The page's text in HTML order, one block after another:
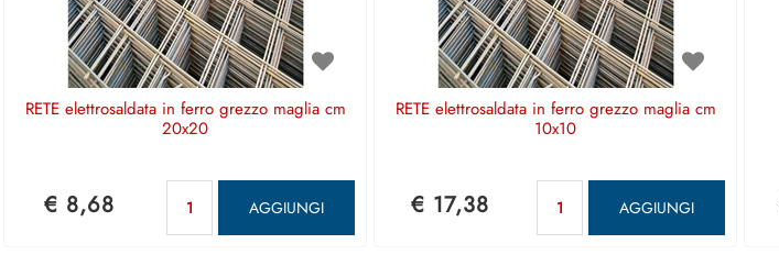
RETE elettrosaldata in ferro grezzo maglia cm
20x20
€ 8,68 AGGIUNGI
RETE elettrosaldata in ferro grezzo maglia cm
10x10
€ 17,38 AGGIUNGI